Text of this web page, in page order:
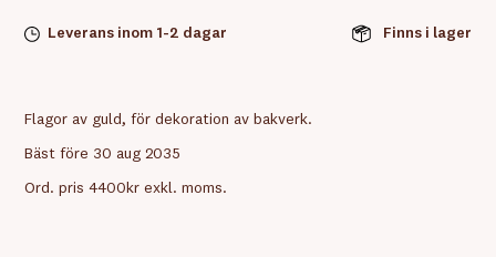
Leverans inom 1-2 dagar Finns i lager
Flagor av guld, för dekoration av bakverk.
Bäst före 30 aug 2035
Ord. pris 4400kr exkl. moms.